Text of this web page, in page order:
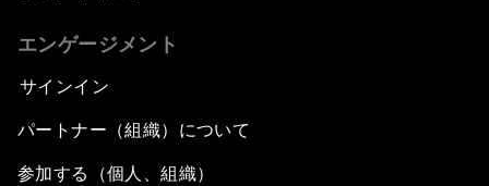
エンゲージメント
サインイン
パートナー（組織）について
参加する（個人、組織）